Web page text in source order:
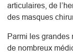
articulaires, de
des masques
Parmi les grandes
de nombreux